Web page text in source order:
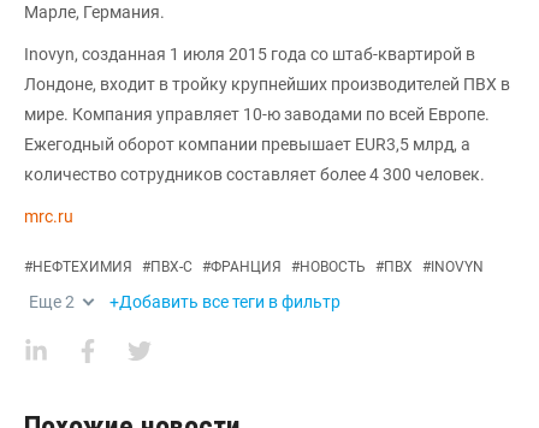
Марле, Германия.
Inovyn, созданная 1 июля 2015 года со штаб-квартирой в
Лондоне, входит в тройку крупнейших производителей ПВХ в
мире. Компания управляет 10-ю заводами по всей Европе.
Ежегодный оборот компании превышает EUR3,5 млрд, а
количество сотрудников составляет более 4 300 человек.
mrc.ru
#НЕФТЕХИМИЯ #ПВХ-С #ФРАНЦИЯ #НОВОСТЬ #ПВХ #INOVYN
Еще2 +Добавить все теги в фильтр